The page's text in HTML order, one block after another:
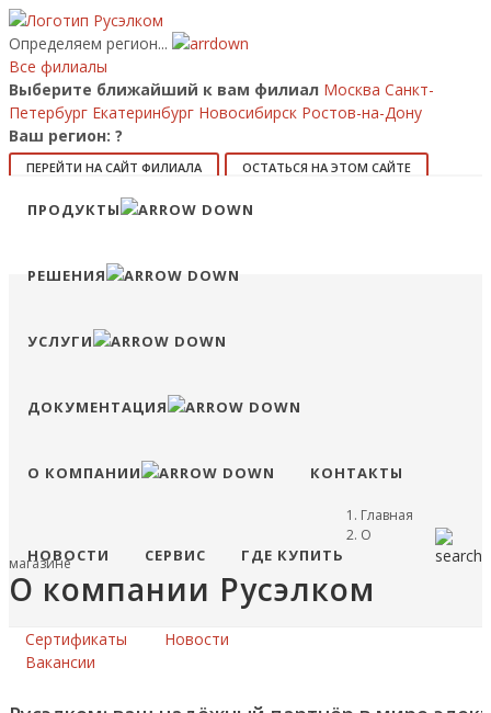
Определяем регион...
Все филиалы
Выберите ближайший к вам филиал Москва Санкт-
Петербург Екатеринбург Новосибирск Ростов-на-Дону
Ваш регион: ?
ПЕРЕЙТИ НА САЙТ ФИЛИАЛА ОСТАТЬСЯ НА ЭТОМ САЙТЕ
Сравнение
ПРОДУКТЫ
РЕШЕНИЯ
УСЛУГИ
ДОКУМЕНТАЦИЯ
О КОМПАНИИ КОНТАКТЫ
НОВОСТИ СЕРВИС ГДЕ КУПИТЬ
Главная
О
магазине
О компании Русэлком
Сертификаты
Новости
Вакансии